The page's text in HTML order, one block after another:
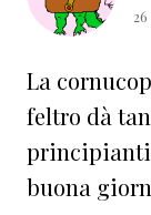
La
feltro dà
buona